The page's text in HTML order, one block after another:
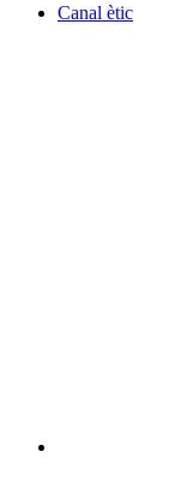
Canal ètic